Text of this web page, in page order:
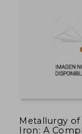
Metallurgy of
Iron: A